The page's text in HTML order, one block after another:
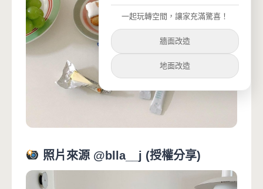
照片來源 @blla__j (授權分享)
一起玩轉空間，讓家充滿驚喜！
牆面改造
地面改造